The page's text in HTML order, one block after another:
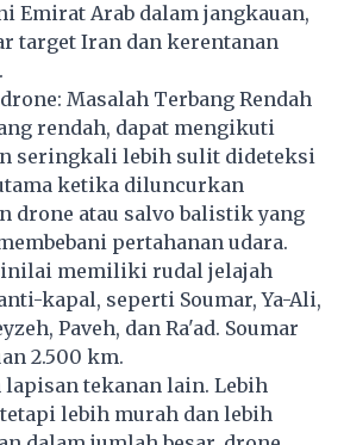
Emirat Arab dalam jangkauan,
target Iran dan kerentanan
Masalah Terbang Rendah
rendah, dapat mengikuti
seringkali lebih sulit dideteksi
ketika diluncurkan
drone atau salvo balistik yang
pertahanan udara.
memiliki rudal jelajah
kapal, seperti Soumar, Ya-Ali,
Paveh, dan Ra'ad. Soumar
2.500 km.
lapisan tekanan lain. Lebih
lebih murah dan lebih